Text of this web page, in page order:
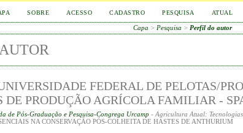
SOBRE ACESSO CADASTRO PESQUISA ATUAL
Capa > Pesquisa > Perfil do autor
FEDERAL DE PELOTAS/
DE PRODUÇÃO AGRÍCOLA FAMILIAR -
de Pós-Graduação e Pesquisa-Congrega Urcamp - Agricultura Atual:
NA CONSERVAÇÃO PÓS-COLHEITA DE HASTES DE ANTHURIUM